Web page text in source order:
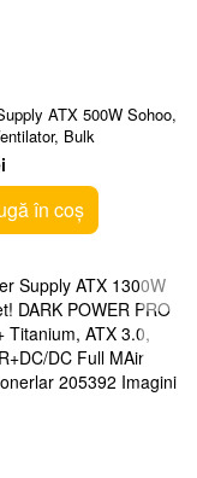
ATX 500W Sohoo,
Bulk
în coș